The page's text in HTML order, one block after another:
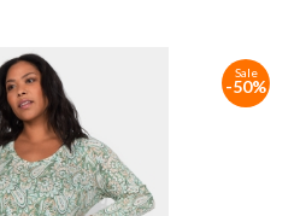
Sale
-50%